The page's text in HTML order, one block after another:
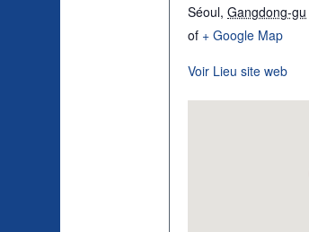
Séoul, Gangdong-gu
of + Google Map
Voir Lieu site web